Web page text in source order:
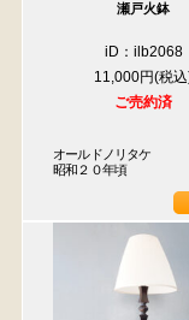
瀬戸火鉢
iD：ilb2068
11,000円
ご売約済
オールドノリタケ
昭和２０年頃